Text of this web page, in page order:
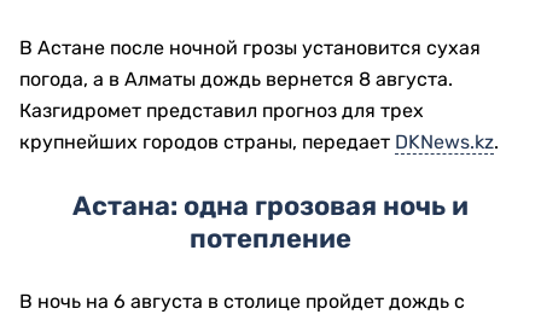
В Астане после ночной грозы установится сухая
погода, а в Алматы дождь вернется 8 августа.
Казгидромет представил прогноз для трех
крупнейших городов страны, передает DKNews.kz.
Астана: одна грозовая ночь и
потепление
В ночь на 6 августа в столице пройдет дождь с